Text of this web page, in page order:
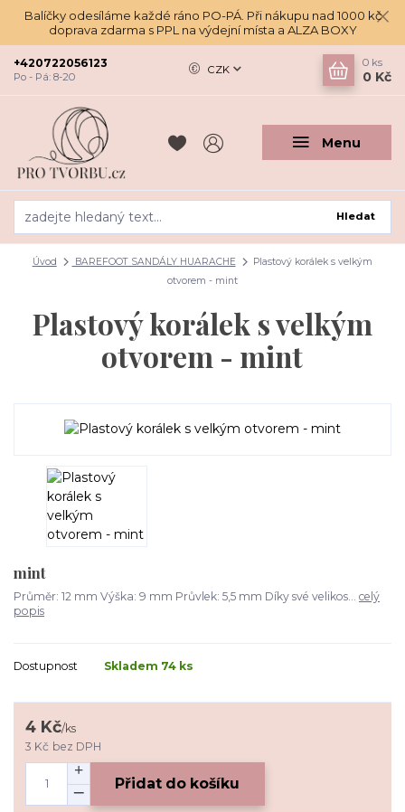
Balíčky odesíláme každé ráno PO-PÁ. Při nákupu nad 1000 kč
doprava zdarma s PPL na výdejní místa a ALZA BOXY
Menu
CZK
Hledat
+420722056123
Po - Pá: 8-20
0 ks
0 Kč
Úvod BAREFOOT SANDÁLY HUARACHE
Plastový korálek s velkým
otvorem - mint
Plastový korálek s velkým
otvorem - mint
mint
Průměr: 12 mm Výška: 9 mm Průvlek: 5,5 mm Díky své velikos... celý
popis
Dostupnost Skladem 74 ks
4 Kč/ks
3 Kč bez DPH
Přidat do košíku